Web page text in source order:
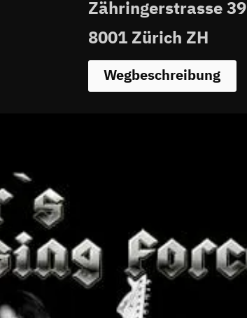
Zähringerstrasse 39
8001 Zürich ZH
Wegbeschreibung